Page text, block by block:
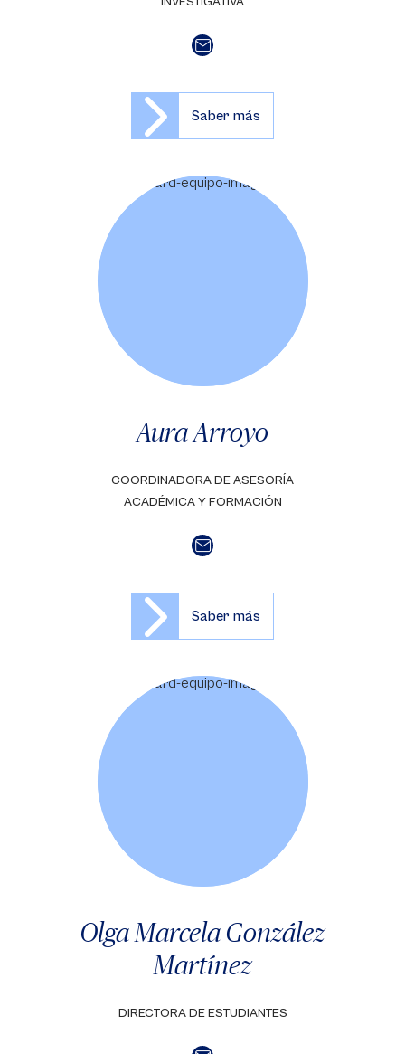
Saber más
Aura Arroyo
COORDINADORA DE ASESORÍA
ACADÉMICA Y FORMACIÓN
Saber más
Olga Marcela González
Martínez
DIRECTORA DE ESTUDIANTES